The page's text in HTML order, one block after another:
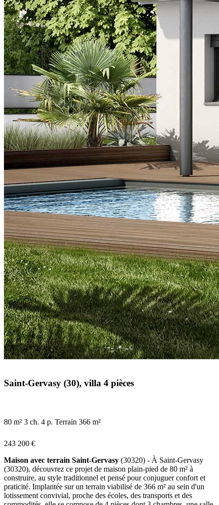
Saint-Gervasy (30), villa 4 pièces
80 m² 3 ch. 4 p. Terrain 366 m²
243 200 €
Maison avec terrain Saint-Gervasy (30320) - À Saint-Gervasy
(30320), découvrez ce projet de maison plain-pied de 80 m² à
construire, au style traditionnel et pensé pour conjuguer confort et
praticité. Implantée sur un terrain viabilisé de 366 m² au sein d'un
lotissement convivial, proche des écoles, des transports et des